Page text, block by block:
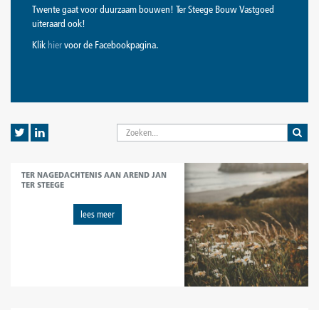
Twente gaat voor duurzaam bouwen! Ter Steege Bouw Vastgoed
uiteraard ook!
Klik hiervoor de Facebookpagina.
TER NAGEDACHTENIS AAN AREND JAN
TER STEEGE
lees meer